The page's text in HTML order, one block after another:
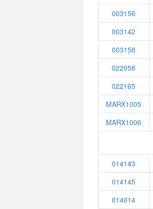
003156
003142
003158
022058
022165
MARX1005
MARX1006
014143
014145
014014